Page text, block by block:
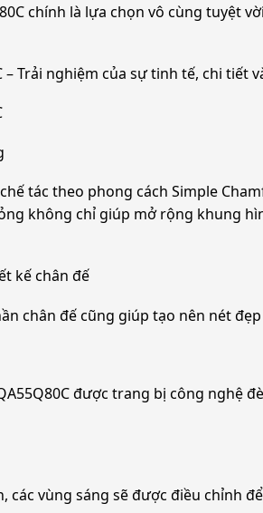
chính là lựa chọn vô cùng
– Trải nghiệm của sự tinh tế, chi tiết
chế tác theo phong cách Simple
không chỉ giúp mở rộng khung
kế chân đế
chân đế cũng giúp tạo nên nét
được trang bị công
các vùng sáng sẽ được điều chỉnh